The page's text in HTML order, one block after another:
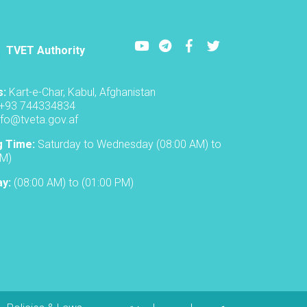
TVET Authority
YoutubeLinkedInFacebook
Twitter
Kart-e-Char, Kabul, Afghanistan
744334834
Time: Saturday to Wednesday (08:00 AM) to
(08:00 AM) to (01:00 PM)